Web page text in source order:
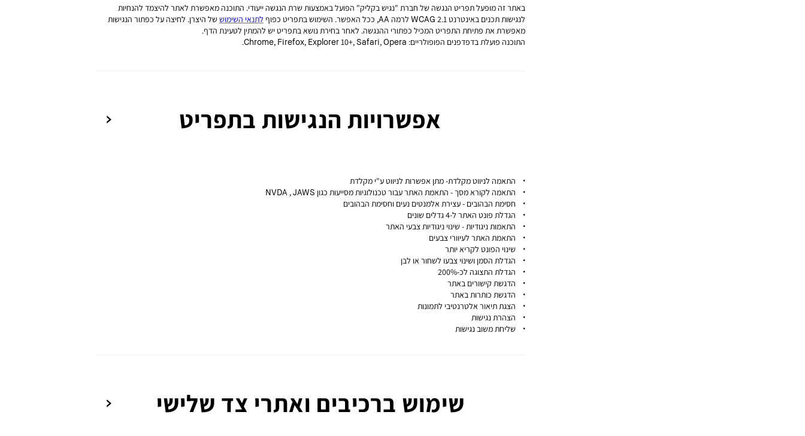
באתר זה מופעל תפריט הנגשה של חברת "נגיש בקליק" הפועל באמצעות שרת הנגשה ייעודי. התוכנה מאפשרת לאתר להיצמד להנחיות
לנגישות תכנים באינטרנט WCAG 2.1 לרמה AA, ככל האפשר. השימוש בתפריט כפוף
לתנאי השימוש של היצרן. לחיצה על כפתור הנגישות
מאפשרת את פתיחת התפריט המכיל כפתורי ההנגשה. לאחר בחירת נושא בתפריט יש להמתין לטעינת הדף.
התוכנה פועלת בדפדפנים הפופולריים: Chrome, Firefox, Explorer 10+, Safari, Opera.
אפשרויות הנגישות בתפריט
• התאמה לניווט מקלדת- מתן אפשרות לניווט ע"י מקלדת
• התאמה לקורא מסך - התאמת האתר עבור טכנולוגיות מסייעות כגון NVDA , JAWS
• חסימת הבהובים - עצירת אלמנטים נעים וחסימת הבהובים
• הגדלת פונט האתר ל-4 גדלים שונים
• התאמות ניגודיות - שינוי ניגודיות צבעי האתר
• התאמת האתר לעיוורי צבעים
• שינוי הפונט לקריא יותר
• הגדלת הסמן ושינוי צבעו לשחור או לבן
• הגדלת התצוגה לכ-200%
• הדגשת קישורים באתר
• הדגשת כותרות באתר
• הצגת תיאור אלטרנטיבי לתמונות
• הצהרת נגישות
• שליחת משוב נגישות
שימוש ברכיבים ואתרי צד שלישי